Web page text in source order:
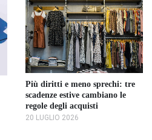
Più diritti e meno sprechi: tre
scadenze estive cambiano le
regole degli acquisti
20 LUGLIO 2026